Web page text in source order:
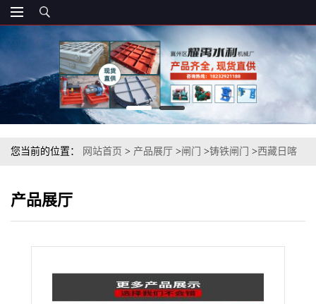
您当前的位置： 网站首页 > 产品展厅 >闸门 >铸铁闸门 >西藏日喀
产品展厅